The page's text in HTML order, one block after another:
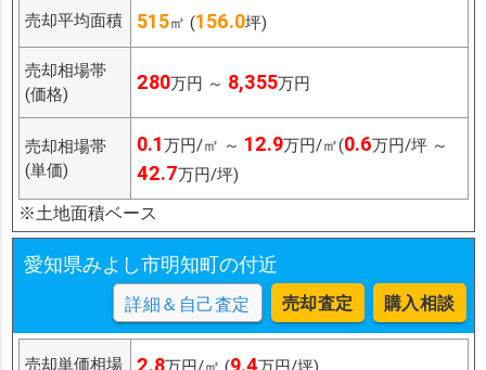
売却平均面積 515㎡ (156.0坪)
売却相場帯
(価格)
280万円 ～ 8,355万円
売却相場帯
(単価)
0.1万円/㎡ ～ 12.9万円/㎡(0.6万円/坪 ～
42.7万円/坪)
※土地面積ベース
愛知県みよし市明知町の付近
詳細＆自己査定 売却査定 購入相談
売却単価相場